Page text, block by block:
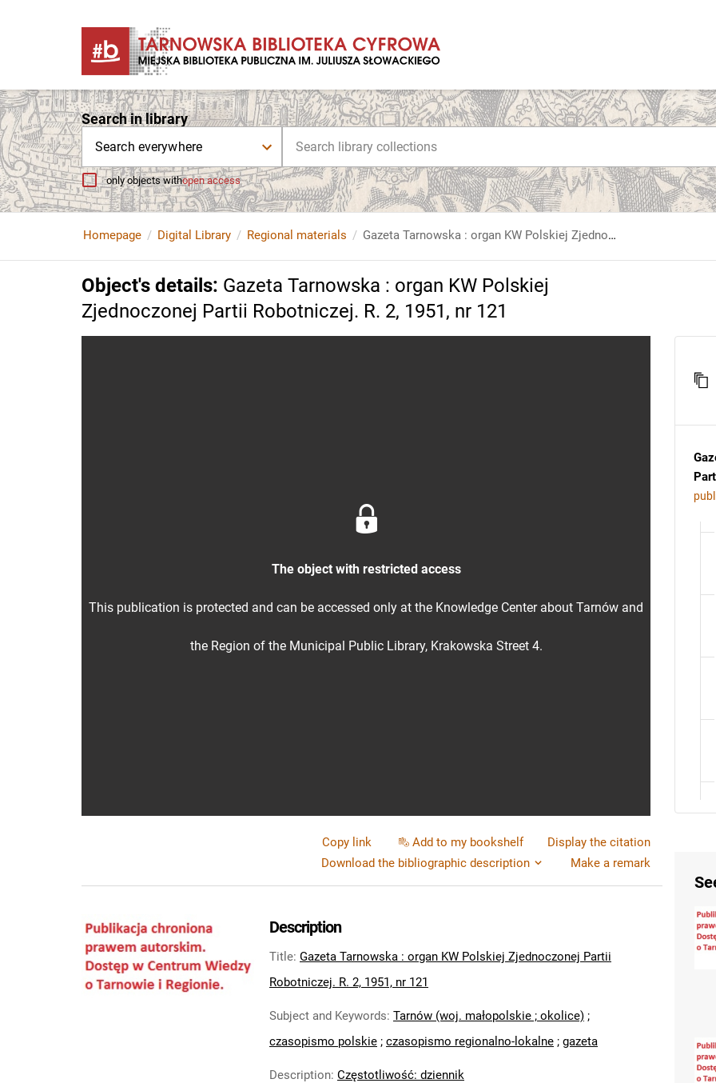
Search in library
Search everywhere
only objects withopen access
Homepage Digital Library Regional materials Gazeta Tarnowska : organ KW Polskiej Zjednoczonej Partii Robotniczej. R. 2, 1951, nr 121
Object's details: Gazeta Tarnowska : organ KW Polskiej
Zjednoczonej Partii Robotniczej. R. 2, 1951, nr 121
The object with restricted access
This publication is protected and can be accessed only at the Knowledge Center about Tarnów and
the Region of the Municipal Public Library, Krakowska Street 4.
Copy link Add to my bookshelf
Display the citation
Download the bibliographic description
Make a remark
Description
Title: Gazeta Tarnowska : organ KW Polskiej Zjednoczonej Partii
Robotniczej. R. 2, 1951, nr 121
Subject and Keywords: Tarnów (woj. małopolskie ; okolice) ;
czasopismo polskie ; czasopismo regionalno-lokalne ; gazeta
Description: Częstotliwość: dziennik